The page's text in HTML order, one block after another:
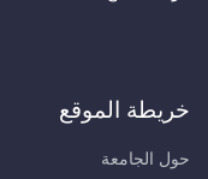
خريطة الموقع
حول الجامعة